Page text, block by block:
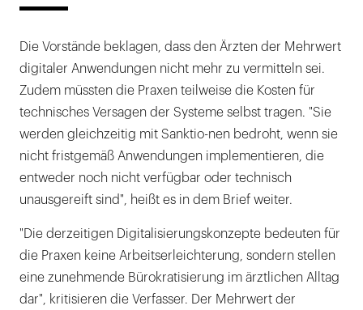
Die Vorstände beklagen, dass den Ärzten der Mehrwert
digitaler Anwendungen nicht mehr zu vermitteln sei.
Zudem müssten die Praxen teilweise die Kosten für
technisches Versagen der Systeme selbst tragen. "Sie
werden gleichzeitig mit Sanktio-nen bedroht, wenn sie
nicht fristgemäß Anwendungen implementieren, die
entweder noch nicht verfügbar oder technisch
unausgereift sind", heißt es in dem Brief weiter.
"Die derzeitigen Digitalisierungskonzepte bedeuten für
die Praxen keine Arbeitserleichterung, sondern stellen
eine zunehmende Bürokratisierung im ärztlichen Alltag
dar", kritisieren die Verfasser. Der Mehrwert der